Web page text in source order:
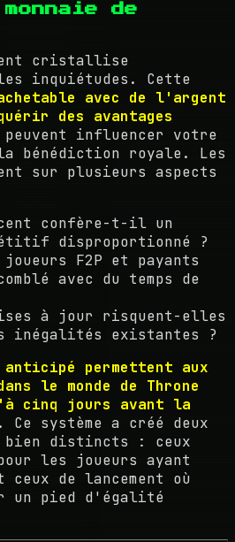
de
cristallise
inquiétudes. Cette
achetable avec de l'argent
des avantages
influencer votre
bénédiction royale. Les
sur plusieurs aspects
confère-t-il un
disproportionné ?
F2P et payants
avec du temps de
à jour risquent-elles
inégalités existantes ?
anticipé permettent aux
le monde de Throne
cinq jours avant la
. Ce système a créé deux
bien distincts : ceux
les joueurs ayant
de lancement où
un pied d'égalité